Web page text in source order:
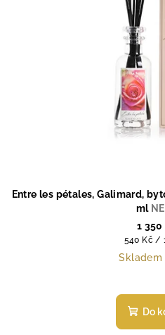
Entre les pétales, Galimard,
ml
1 350
Měrná
cena:
540 Kč /
Skladem
Do